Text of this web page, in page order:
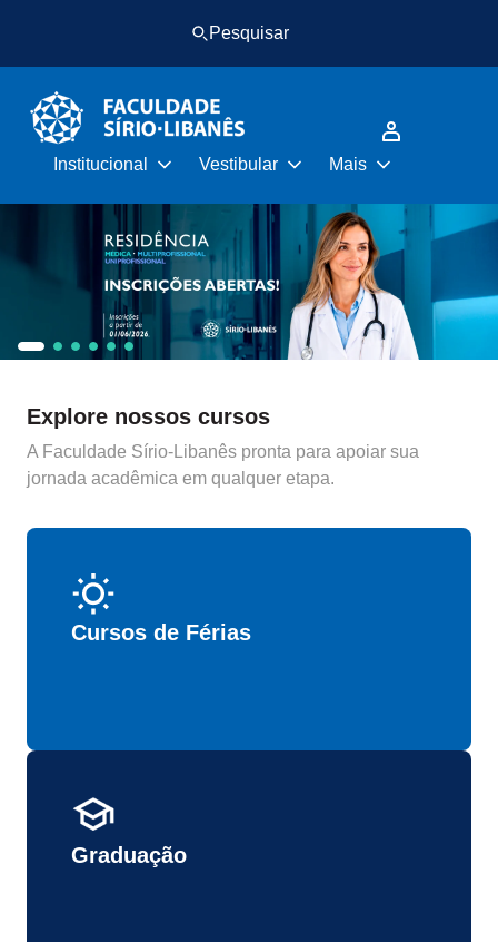
o
conteúdo
principal
o
rodapé
Pesquisar
Institucional Vestibular Mais
Explore nossos cursos
A Faculdade Sírio-Libanês pronta para apoiar sua
jornada acadêmica em qualquer etapa.
Cursos de Férias
Graduação